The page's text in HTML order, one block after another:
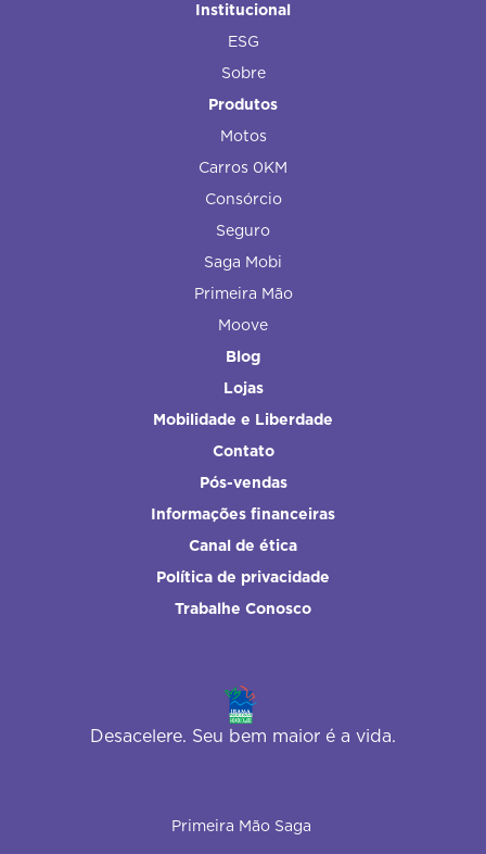
Institucional
ESG
Sobre
Produtos
Motos
Carros 0KM
Consórcio
Seguro
Saga Mobi
Primeira Mão
Moove
Blog
Lojas
Mobilidade e Liberdade
Contato
Pós-vendas
Informações financeiras
Canal de ética
Política de privacidade
Trabalhe Conosco
Desacelere. Seu bem maior é a vida.
Primeira Mão Saga